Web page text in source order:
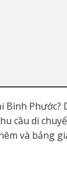
Bình Phước?
cầu di
và bảng